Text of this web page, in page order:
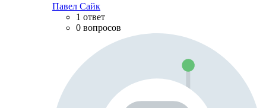
Павел Сайк
1 ответ
0 вопросов